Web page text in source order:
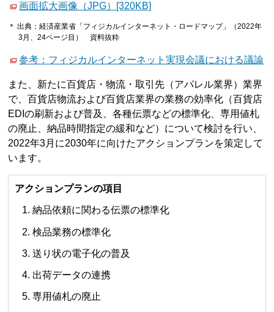
画面拡大画像（JPG）[320KB]
＊ 出典：経済産業省「フィジカルインターネット・ロードマップ」（2022年
3月、24ページ目） 資料抜粋
参考：フィジカルインターネット実現会議における議論
また、新たに百貨店・物流・取引先（アパレル業界）業界
で、百貨店物流および百貨店業界の業務の効率化（百貨店
EDIの刷新および普及、各種伝票などの標準化、専用値札
の廃止、納品時間指定の緩和など）について検討を行い、
2022年3月に2030年に向けたアクションプランを策定して
います。
アクションプランの項目
納品依頼に関わる伝票の標準化
検品業務の標準化
送り状の電子化の普及
出荷データの連携
専用値札の廃止